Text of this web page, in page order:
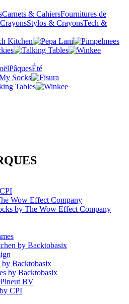
Carnets & CahiersFournitures de
Stylos & CrayonsTech &
PâquesÉté
CPI
Wow Effect Company
by The Wow Effect Company
by Backtobasix
by Backtobasix
by Backtobasix
Pineut BV
by CPI